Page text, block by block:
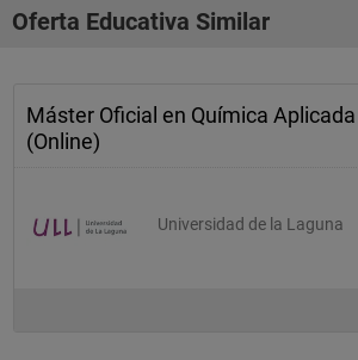
Oferta Educativa Similar
Máster Oficial en Química Aplicada
(Online)
Universidad de la Laguna